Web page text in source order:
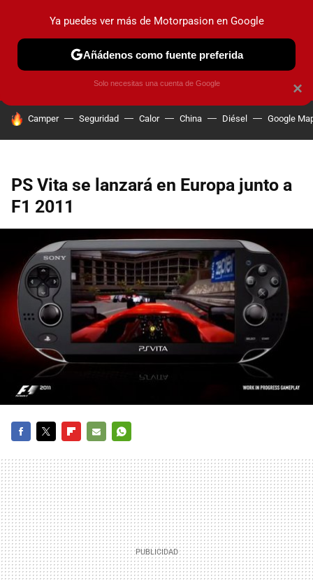
PRUEBAS COCHES ELÉCTRICOS OBSERVATORIO
HOY SE HABLA DE
Camper Seguridad Calor China Diésel Google
PS Vita se lanzará en Europa junto a
F1 2011
MAIL
×
Ya puedes ver más de Motorpasion en Google
Añádenos como fuente preferida
Solo necesitas una cuenta de Google